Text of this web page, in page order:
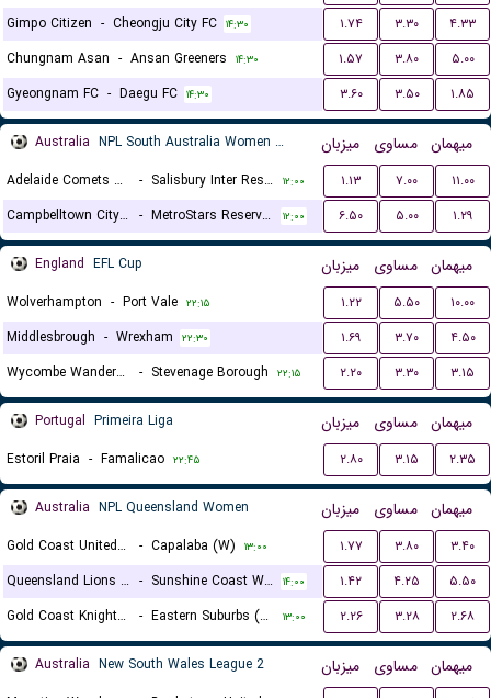
Gimpo Citizen - Cheongju City FC ۱۴:۳۰ ۱.۷۴ ۳.۳۰
۴.۳۳
Chungnam Asan - Ansan Greeners ۱۴:۳۰ ۱.۵۷ ۳.۸۰
۵.۰۰
Gyeongnam FC - Daegu FC ۱۴:۳۰ ۳.۶۰ ۳.۵۰ ۱.۸۵
Australia NPL South Australia Women Reserves میزبان مساوی میهمان
Adelaide Comets Reserves (W) - Salisbury Inter Reserves (W) ۱۲:۰۰ ۱.۱۳ ۷.۰۰
۱۱.۰۰
Campbelltown City Reserves (W) - MetroStars Reserves (W) ۱۲:۰۰ ۶.۵۰ ۵.۰۰ ۱.۲۹
England EFL Cup میزبان مساوی میهمان
Wolverhampton - Port Vale ۲۲:۱۵ ۱.۲۲ ۵.۵۰
۱۰.۰۰
Middlesbrough - Wrexham ۲۲:۳۰ ۱.۶۹ ۳.۷۰
۴.۵۰
Wycombe Wanderers
- Stevenage Borough ۲۲:۱۵ ۲.۲۰ ۳.۳۰ ۳.۱۵
Portugal Primeira Liga میزبان مساوی میهمان
Estoril Praia - Famalicao ۲۲:۴۵ ۲.۸۰ ۳.۱۵ ۲.۳۵
Australia NPL Queensland Women میزبان مساوی میهمان
Gold Coast United (W) - Capalaba (W) ۱۳:۰۰ ۱.۷۷ ۳.۸۰
۳.۴۰
Queensland Lions FC (W) - Sunshine Coast Wanderers (W) ۱۴:۰۰ ۱.۴۲ ۴.۲۵
۵.۵۰
Gold Coast Knights (W)
- Eastern Suburbs (W) ۱۳:۰۰ ۲.۲۶ ۳.۲۸ ۲.۶۸
Australia New South Wales League 2 میزبان مساوی میهمان